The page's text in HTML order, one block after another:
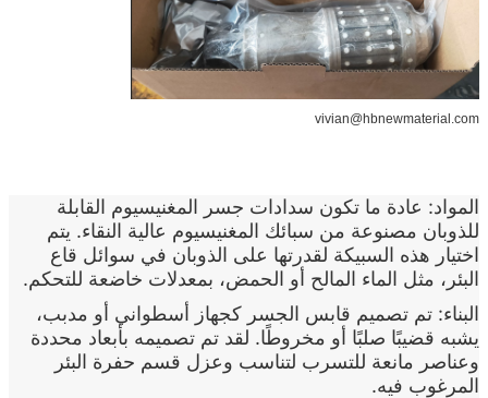
vivian@hbnewmaterial.com
المواد: عادة ما تكون سدادات جسر المغنيسيوم القابلة
للذوبان مصنوعة من سبائك المغنيسيوم عالية النقاء. يتم
اختيار هذه السبيكة لقدرتها على الذوبان في سوائل قاع
البئر، مثل الماء المالح أو الحمض، بمعدلات خاضعة للتحكم.
البناء: تم تصميم قابس الجسر كجهاز أسطواني أو مدبب،
يشبه قضيبًا صلبًا أو مخروطًا. لقد تم تصميمه بأبعاد محددة
وعناصر مانعة للتسرب لتناسب وعزل قسم حفرة البئر
المرغوب فيه.